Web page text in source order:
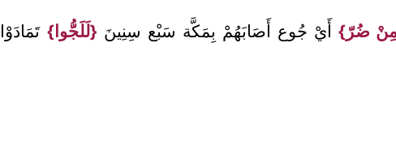
مِنْ ضُرّ}أَيْ جُوع أَصَابَهُمْ بِمَكَّة سَبْع سِنِينَ {لَلَجُّوا}